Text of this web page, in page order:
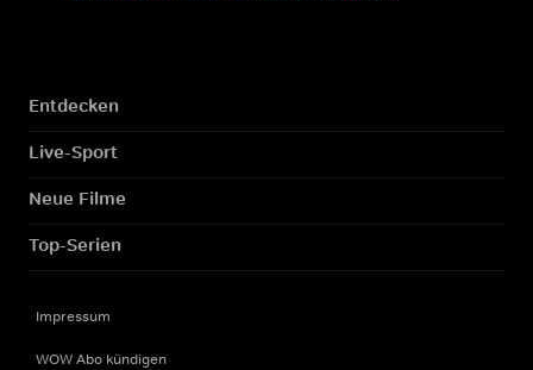
Entdecken
Live-Sport
Neue Filme
Top-Serien
Impressum
WOW Abo kündigen